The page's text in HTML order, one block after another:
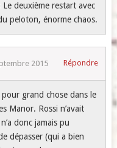
Le deuxième restart avec
peloton, énorme chaos.
2015 Répondre
pour grand chose dans le
Manor. Rossi n’avait
donc jamais pu
dépasser (qui a bien